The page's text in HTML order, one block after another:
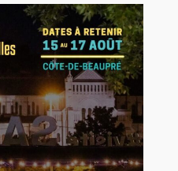
o
n
d
e
v
u
e
t